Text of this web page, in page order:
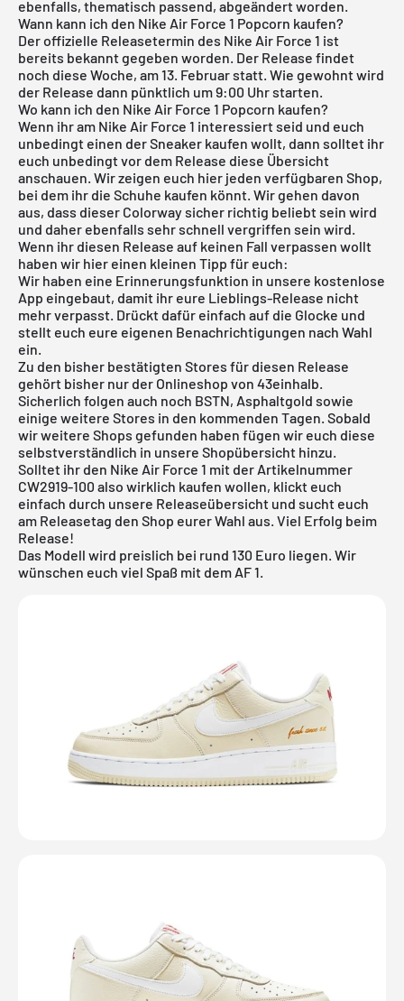
ebenfalls, thematisch passend, abgeändert worden.
Wann kann ich den Nike Air Force 1 Popcorn kaufen?
Der offizielle Releasetermin des Nike Air Force 1 ist
bereits bekannt gegeben worden. Der Release findet
noch diese Woche, am 13. Februar statt. Wie gewohnt wird
der Release dann pünktlich um 9:00 Uhr starten.
Wo kann ich den Nike Air Force 1 Popcorn kaufen?
Wenn ihr am Nike Air Force 1 interessiert seid und euch
unbedingt einen der Sneaker kaufen wollt, dann solltet ihr
euch unbedingt vor dem Release diese Übersicht
anschauen. Wir zeigen euch hier jeden verfügbaren Shop,
bei dem ihr die Schuhe kaufen könnt. Wir gehen davon
aus, dass dieser Colorway sicher richtig beliebt sein wird
und daher ebenfalls sehr schnell vergriffen sein wird.
Wenn ihr diesen Release auf keinen Fall verpassen wollt
haben wir hier einen kleinen Tipp für euch:
Wir haben eine Erinnerungsfunktion in unsere kostenlose
App eingebaut, damit ihr eure Lieblings-Release nicht
mehr verpasst. Drückt dafür einfach auf die Glocke und
stellt euch eure eigenen Benachrichtigungen nach Wahl
ein.
Zu den bisher bestätigten Stores für diesen Release
gehört bisher nur der Onlineshop von 43einhalb.
Sicherlich folgen auch noch BSTN, Asphaltgold sowie
einige weitere Stores in den kommenden Tagen. Sobald
wir weitere Shops gefunden haben fügen wir euch diese
selbstverständlich in unsere Shopübersicht hinzu.
Solltet ihr den Nike Air Force 1 mit der Artikelnummer
CW2919-100 also wirklich kaufen wollen, klickt euch
einfach durch unsere Releaseübersicht und sucht euch
am Releasetag den Shop eurer Wahl aus. Viel Erfolg beim
Release!
Das Modell wird preislich bei rund 130 Euro liegen. Wir
wünschen euch viel Spaß mit dem AF 1.